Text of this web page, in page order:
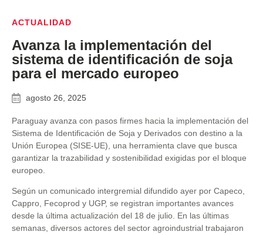
ACTUALIDAD
Avanza la implementación del
sistema de identificación de soja
para el mercado europeo
agosto 26, 2025
Paraguay avanza con pasos firmes hacia la implementación del
Sistema de Identificación de Soja y Derivados con destino a la
Unión Europea (SISE-UE), una herramienta clave que busca
garantizar la trazabilidad y sostenibilidad exigidas por el bloque
europeo.
Según un comunicado intergremial difundido ayer por Capeco,
Cappro, Fecoprod y UGP, se registran importantes avances
desde la última actualización del 18 de julio. En las últimas
semanas, diversos actores del sector agroindustrial trabajaron